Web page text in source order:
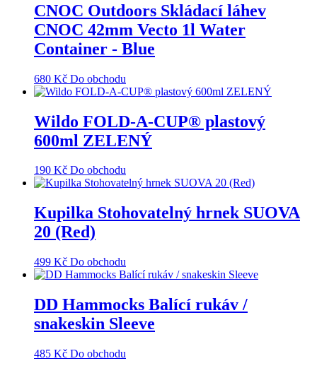
CNOC Outdoors Skládací láhev
CNOC 42mm Vecto 1l Water
Container - Blue
680 Kč Do obchodu
Wildo FOLD-A-CUP® plastový
600ml ZELENÝ
190 Kč Do obchodu
Kupilka Stohovatelný hrnek SUOVA
20 (Red)
499 Kč Do obchodu
DD Hammocks Balící rukáv /
snakeskin Sleeve
485 Kč Do obchodu